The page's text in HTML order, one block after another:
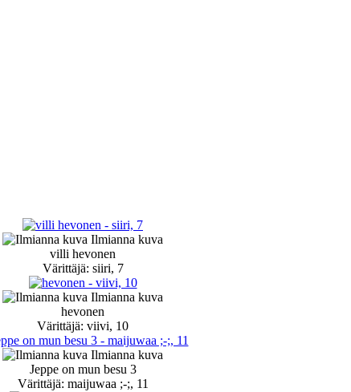
Ilmianna kuva
villi hevonen
Värittäjä: siiri, 7
Ilmianna kuva
hevonen
Värittäjä: viivi, 10
Ilmianna kuva
Jeppe on mun besu 3
Värittäjä: maijuwaa ;-;, 11